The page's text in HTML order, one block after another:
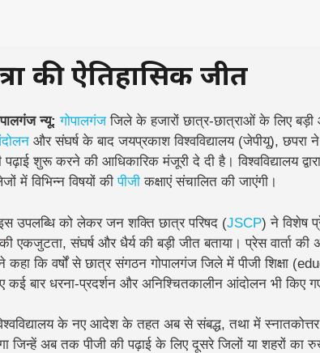
की ऐतिहासिक जीत
न्यू:गोपालगंजजिले के हजारों छात्र-छात्राओं के लिए
और संघर्ष के बाद जयप्रकाश विश्वविद्यालय (जेपीयू),
पढ़ाई शुरू करने की आधिकारिक मंजूरी दे दी है। विश्वविद्यालय
में विभिन्न विषयों कीपीजी कक्षाएं संचालित की जाएंगी।
उपलब्धि को लेकर जन शक्ति छात्र परिषद (JSCP) ने विशेष
एकजुटता, संघर्ष और धैर्य की बड़ी जीत बताया। प्रेस वार्ता की
कि वर्षों से छात्र संगठन गोपालगंज जिले में पीजी शिक्षा
बार धरना-प्रदर्शन और अनिश्चितकालीन आंदोलन भी किए
के नए आदेश के तहत अब से संबद्ध, तथा में
जिन्हें अब तक पीजी की पढ़ाई के लिए दूसरे जिलों या शहरों का